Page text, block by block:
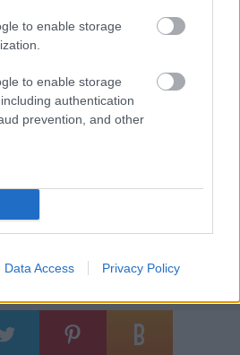
to enable storage
to enable storage
authentication
prevention, and other
Data Access Privacy Policy
mézes puszedli
pizzaszósz
gluténmentes, dia wellness,
tökmagolaj, hamburger
pizzaszósz, gluténmentes
zabkeksz tökmagolaj hamburger